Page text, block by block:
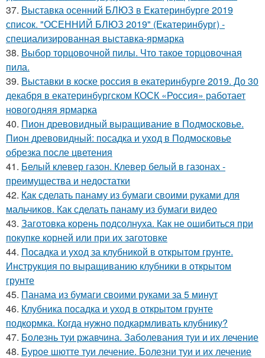
37. Выставка осенний БЛЮЗ в Екатеринбурге 2019
список. "ОСЕННИЙ БЛЮЗ 2019" (Екатеринбург) -
специализированная выставка-ярмарка
38. Выбор торцовочной пилы. Что такое торцовочная
пила.
39. Выставки в коске россия в екатеринбурге 2019. До 30
декабря в екатеринбургском КОСК «Россия» работает
новогодняя ярмарка
40. Пион древовидный выращивание в Подмосковье.
Пион древовидный: посадка и уход в Подмосковье
обрезка после цветения
41. Белый клевер газон. Клевер белый в газонах -
преимущества и недостатки
42. Как сделать панаму из бумаги своими руками для
мальчиков. Как сделать панаму из бумаги видео
43. Заготовка корень подсолнуха. Как не ошибиться при
покупке корней или при их заготовке
44. Посадка и уход за клубникой в открытом грунте.
Инструкция по выращиванию клубники в открытом
грунте
45. Панама из бумаги своими руками за 5 минут
46. Клубника посадка и уход в открытом грунте
подкормка. Когда нужно подкармливать клубнику?
47. Болезнь туи ржавчина. Заболевания туи и их лечение
48. Бурое шютте туи лечение. Болезни туи и их лечение